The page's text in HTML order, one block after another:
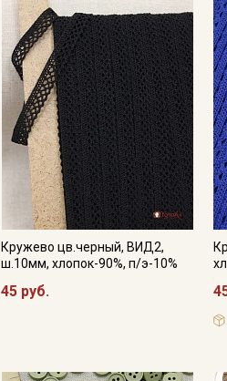
Кружево цв.черный, ВИД2,
ш.10мм, хлопок-90%, п/э-10%
45 руб.
данных
и
данных
Даю